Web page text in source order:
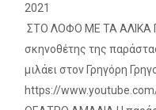
2021
ΣΤΟ ΛΟΦΟ ΜΕ ΤΑ ΑΛΙΚΑ
σκηνοθέτης της
μιλάει στον Γρηγόρη
https://